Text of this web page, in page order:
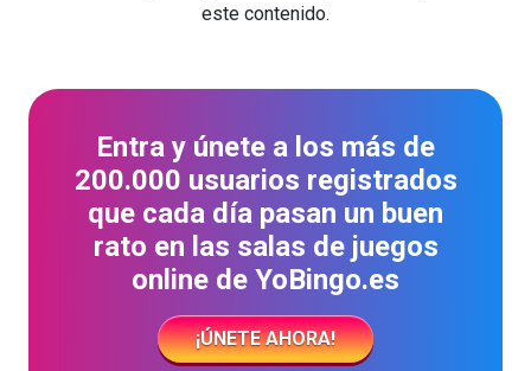
este contenido.
Entra y únete a los más de
200.000 usuarios registrados
que cada día pasan un buen
rato en las salas de juegos
online de YoBingo.es
¡ÚNETE AHORA!